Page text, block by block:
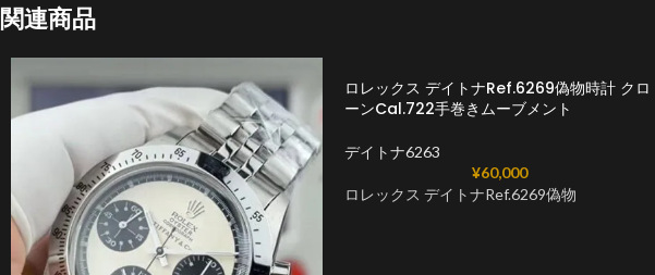
関連商品
ロレックス デイトナRef.6269偽物時計 クロ
ーンCal.722手巻きムーブメント
デイトナ6263
¥60,000
ロレックス デイトナRef.6269偽物